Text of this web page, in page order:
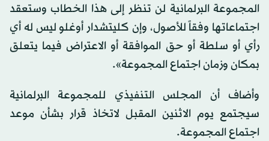
المجموعة البرلمانية لن تنظر إلى هذا الخطاب وستعقد
اجتماعاتها وفقاً للأصول، وإن كليتشدار أوغلو ليس له أي
رأي أو سلطة أو حق الموافقة أو الاعتراض فيما يتعلق
بمكان وزمان اجتماع المجموعة».
وأضاف أن المجلس التنفيذي للمجموعة البرلمانية
سيجتمع يوم الاثنين المقبل لاتخاذ قرار بشأن موعد
اجتماع المجموعة.